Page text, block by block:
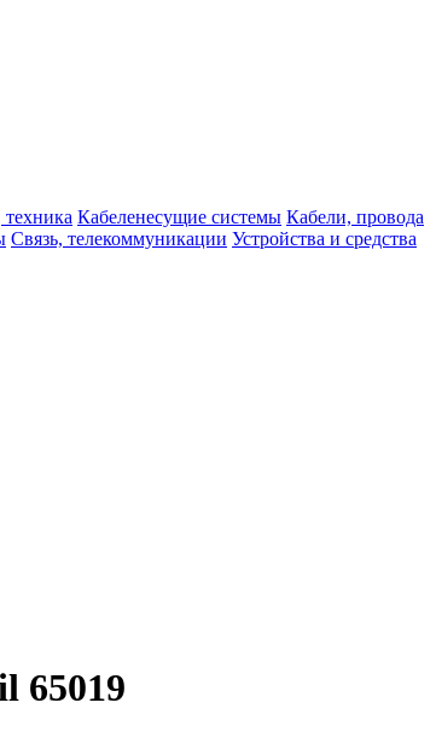
Кабеленесущие системы Кабели, провода
Связь, телекоммуникации Устройства и средства
65019